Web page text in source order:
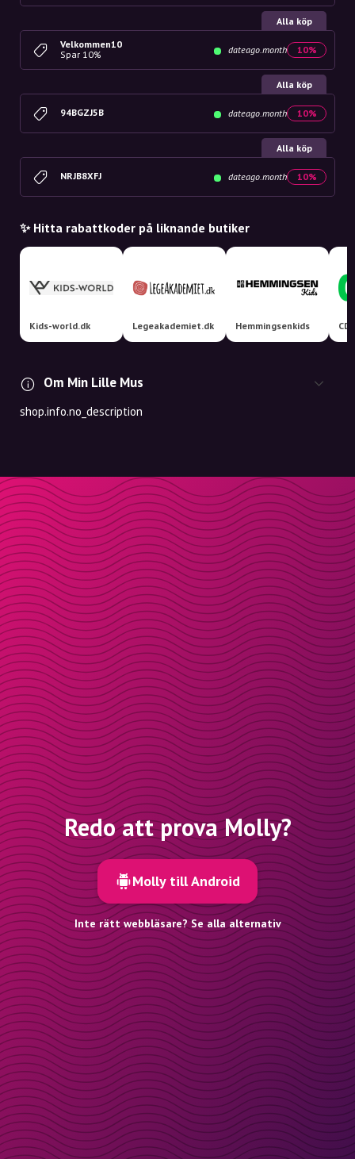
Alla köp
Velkommen10
Spar 10%
dateago.month 10%
Alla köp
94BGZJ5B dateago.month 10%
Alla köp
NRJB8XFJ dateago.month 10%
✨ Hitta rabattkoder på liknande butiker
Kids-world.dk Legeakademiet.dk Hemmingsenkids
Om Min Lille Mus
shop.info.no_description
Redo att prova Molly?
Molly till Android
Inte rätt webbläsare? Se alla alternativ